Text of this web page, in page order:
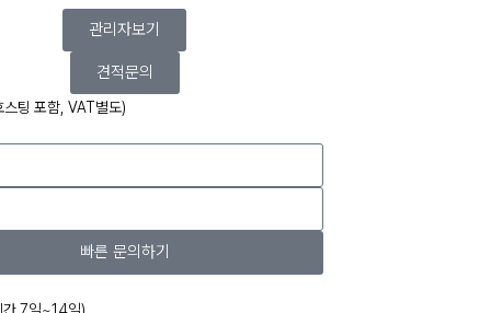
관리자보기
견적문의
스팅 포함, VAT별도)
빠른 문의하기